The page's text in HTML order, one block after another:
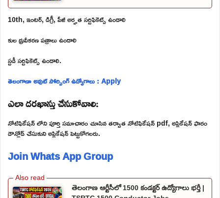
10th, ఇంటర్, డిగ్రీ, పీజీ అర్హత సర్టిఫికెట్స్ ఉండాలి
కుల ధ్రువీకరణ పత్రాలు ఉండాలి
స్టడీ సర్టిఫికెట్స్ ఉండాలి.
తెలంగాణా అవుట్ సోర్సింగ్ ఉద్యోగాలు : Apply
ఎలా దరఖాస్తు చేసుకోవాలి:
నోటిఫికేషన్ లోని పూర్తి సమాచారం చూసిన తర్వాత నోటిఫికేషన్ pdf, అప్లికేషన్ ఫారం
డౌన్లోడ్ చేసుకుని అప్లికేషన్ పెట్టుకోగలరు.
Join Whats App Group
తెలంగాణ ఆర్టీసీలో 1500 కండక్టర్ ఉద్యోగాలు భర్తీ |